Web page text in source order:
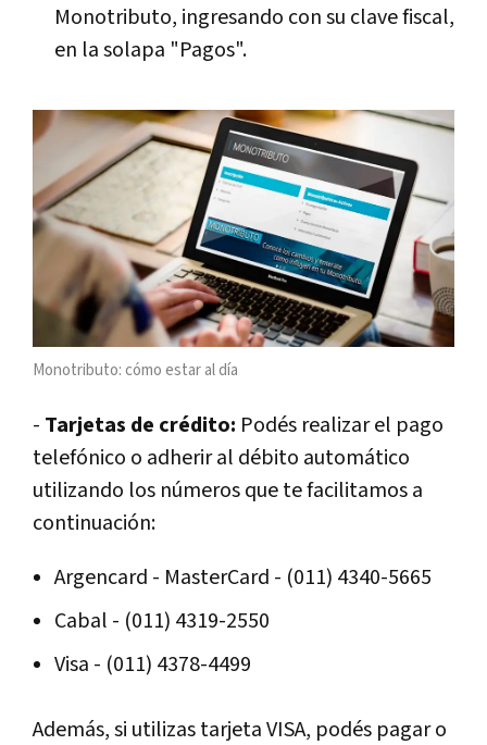
Monotributo, ingresando con su clave fiscal,
en la solapa "Pagos".
Monotributo: cómo estar al día
- Tarjetas de crédito: Podés realizar el pago
telefónico o adherir al débito automático
utilizando los números que te facilitamos a
continuación:
Argencard - MasterCard - (011) 4340-5665
Cabal - (011) 4319-2550
Visa - (011) 4378-4499
Además, si utilizas tarjeta VISA, podés pagar o